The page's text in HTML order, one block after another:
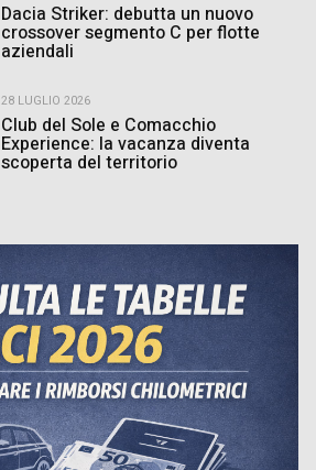
Dacia Striker: debutta un nuovo
crossover segmento C per flotte
aziendali
28 LUGLIO 2026
Club del Sole e Comacchio
Experience: la vacanza diventa
scoperta del territorio